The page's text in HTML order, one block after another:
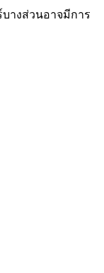
างส่วนอาจมีการ